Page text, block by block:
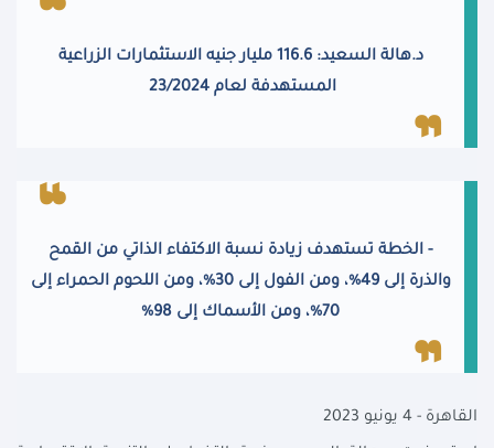
د.هالة السعيد: 116.6 مليار جنيه الاستثمارات الزراعية
المستهدفة لعام 23/2024
- الخطة تستهدف زيادة نسبة الاكتفاء الذاتي من القمح
والذرة إلى 49%، ومن الفول إلى 30%، ومن اللحوم الحمراء إلى
70%، ومن الأسماك إلى 98%
القاهرة - 4 يونيو 2023